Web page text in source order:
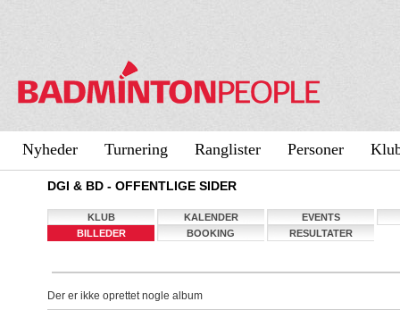
Nyheder Turnering Ranglister Personer
DGI & BD - OFFENTLIGE SIDER
KLUB KALENDER
EVENTS
BILLEDER
BOOKING RESULTATER
Der er ikke oprettet nogle album